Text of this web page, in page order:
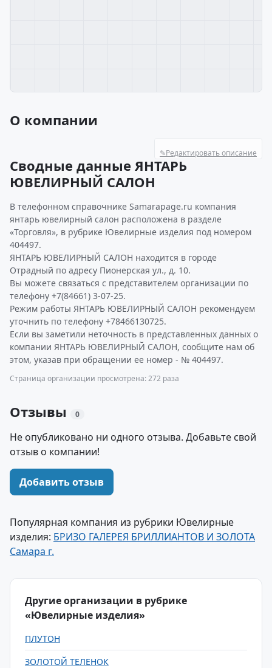
О компании
✎Редактировать описание
Сводные данные ЯНТАРЬ
ЮВЕЛИРНЫЙ САЛОН
В телефонном справочнике Samarapage.ru компания
янтарь ювелирный салон расположена в разделе
«Торговля», в рубрике Ювелирные изделия под номером
404497.
ЯНТАРЬ ЮВЕЛИРНЫЙ САЛОН находится в городе
Отрадный по адресу Пионерская ул., д. 10.
Вы можете связаться с представителем организации по
телефону +7(84661) 3-07-25.
Режим работы ЯНТАРЬ ЮВЕЛИРНЫЙ САЛОН рекомендуем
уточнить по телефону +78466130725.
Если вы заметили неточность в представленных данных о
компании ЯНТАРЬ ЮВЕЛИРНЫЙ САЛОН, сообщите нам об
этом, указав при обращении ее номер - № 404497.
Страница организации просмотрена: 272 раза
Отзывы 0
Не опубликовано ни одного отзыва. Добавьте свой
отзыв о компании!
Добавить отзыв
Популярная компания из рубрики Ювелирные
изделия: БРИЗО ГАЛЕРЕЯ БРИЛЛИАНТОВ И ЗОЛОТА
Самара г.
Другие организации в рубрике
«Ювелирные изделия»
ПЛУТОН
ЗОЛОТОЙ ТЕЛЕНОК